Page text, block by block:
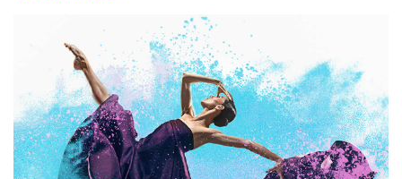
4 Seasons (411 Overlays)
Large 6000*4000px
Entire Collection
(1783 Overlays)
Large 6000*4000px